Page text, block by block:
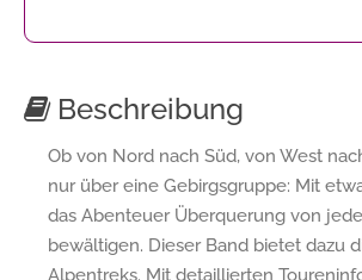
Beschreibung
Ob von Nord nach Süd, von West
nur über eine Gebirgsgruppe: Mit
das Abenteuer Überquerung von
bewältigen. Dieser Band bietet dazu
Alpentreks. Mit detaillierten